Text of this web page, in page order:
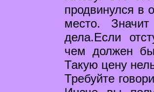
продвинулся в
место.
дела.Если
чем должен
Такую цену
Требуйте